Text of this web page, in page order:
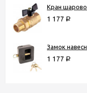
Кран
1 177 Р
Замок
1 177 Р